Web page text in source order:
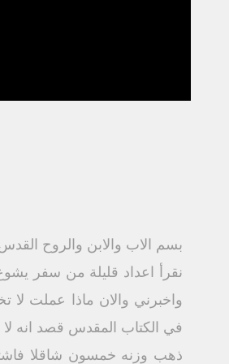
بسم الاب والابن والروح
واخبرني والان ماذا عملت
في الكتاب المقدس قصد انه
ذهب وزنه خمسون شاقلا